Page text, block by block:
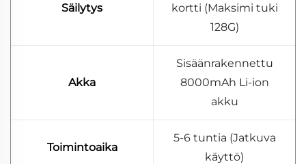
Säilytys
kortti (Maksimi tuki
128G)
Akka
Sisäänrakennettu
8000mAh Li-ion
akku
Toimintoaika
5-6 tuntia (Jatkuva
käyttö)